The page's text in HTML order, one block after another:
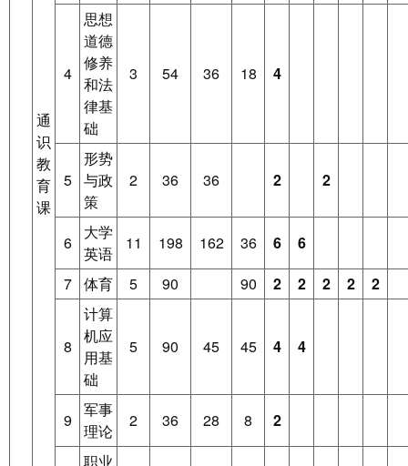
通
识
教
育
课
4
思想
道德
修养
和法
律基
础
3 54 36 18 4
5
形势
与政
策
2 36 36 2 2
6
大学
英语
11 198 162 36 6
6
7 体育 5 90 90 2 2 2 2 2
8
计算
机应
用基
础
5 90 45 45 4 4
9
军事
理论
2 36 28 8 2
职业